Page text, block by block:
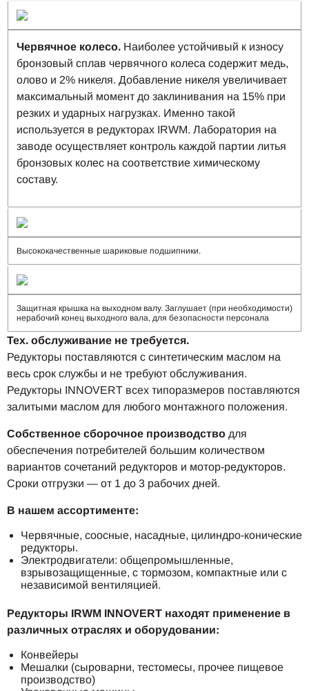
Червячное колесо. Наиболее устойчивый к износу
бронзовый сплав червячного колеса содержит медь,
олово и 2% никеля. Добавление никеля увеличивает
максимальный момент до заклинивания на 15% при
резких и ударных нагрузках. Именно такой
используется в редукторах IRWM. Лаборатория на
заводе осуществляет контроль каждой партии литья
бронзовых колес на соответствие химическому
составу.
Высококачественные шариковые подшипники.
Защитная крышка на выходном валу. Заглушает (при необходимости)
нерабочий конец выходного вала, для безопасности персонала
Тех. обслуживание не требуется.
Редукторы поставляются с синтетическим маслом на
весь срок службы и не требуют обслуживания.
Редукторы INNOVERT всех типоразмеров поставляются
залитыми маслом для любого монтажного положения.
Собственное сборочное производство для
обеспечения потребителей большим количеством
вариантов сочетаний редукторов и мотор-редукторов.
Сроки отгрузки — от 1 до 3 рабочих дней.
В нашем ассортименте:
Червячные, соосные, насадные, цилиндро-конические
редукторы.
Электродвигатели: общепромышленные,
взрывозащищенные, с тормозом, компактные или с
независимой вентиляцией.
Редукторы IRWM INNOVERT находят применение в
различных отраслях и оборудовании:
Конвейеры
Мешалки (сыроварни, тестомесы, прочее пищевое
производство)